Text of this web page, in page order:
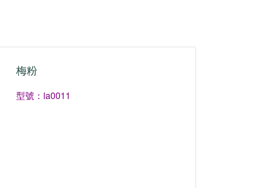
梅粉
型號：la0011